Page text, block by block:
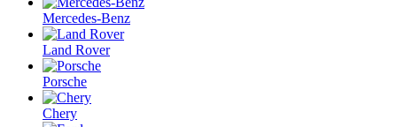
Mercedes-Benz
Land Rover
Porsche
Chery